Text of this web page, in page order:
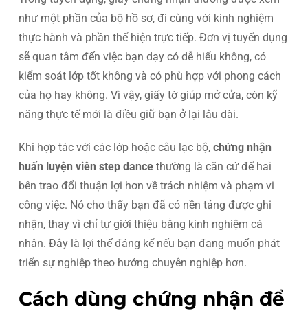
như một phần của bộ hồ sơ, đi cùng với kinh nghiệm
thực hành và phần thể hiện trực tiếp. Đơn vị tuyển dụng
sẽ quan tâm đến việc bạn dạy có dễ hiểu không, có
kiểm soát lớp tốt không và có phù hợp với phong cách
của họ hay không. Vì vậy, giấy tờ giúp mở cửa, còn kỹ
năng thực tế mới là điều giữ bạn ở lại lâu dài.
Khi hợp tác với các lớp hoặc câu lạc bộ, chứng nhận
huấn luyện viên step dance thường là căn cứ để hai
bên trao đổi thuận lợi hơn về trách nhiệm và phạm vi
công việc. Nó cho thấy bạn đã có nền tảng được ghi
nhận, thay vì chỉ tự giới thiệu bằng kinh nghiệm cá
nhân. Đây là lợi thế đáng kể nếu bạn đang muốn phát
triển sự nghiệp theo hướng chuyên nghiệp hơn.
Cách dùng chứng nhận để